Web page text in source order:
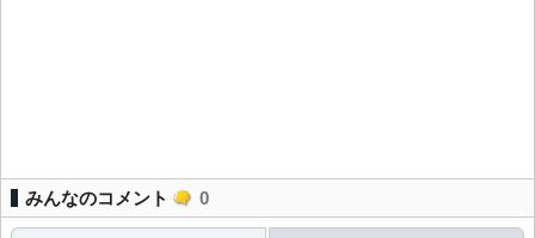
みんなのコメント 0